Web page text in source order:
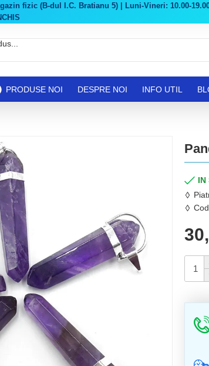
fizic (B-dul I.C. Bratianu 5) | Luni-Vineri: 10.00-19.00
PRODUSE NOI DESPRE NOI INFO UTIL
IN